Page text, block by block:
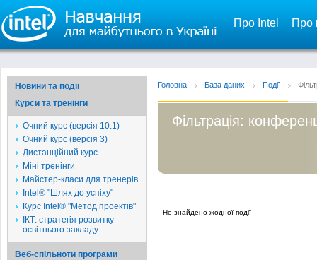
Про Intel Про
Новини та події
Курси та тренінги
Очний курс (версія 10.1)
Очний курс (версія 3)
Дистанційний курс
Міні тренінги
Майстер-класи для тренерів
Intel® "Шлях до успіху"
Курс Intel® "Метод проектів"
ІКТ: стратегія розвитку
освітнього закладу
Веб-спільноти програми
Головна База даних Події
Фільтрація:
Не знайдено жодної події